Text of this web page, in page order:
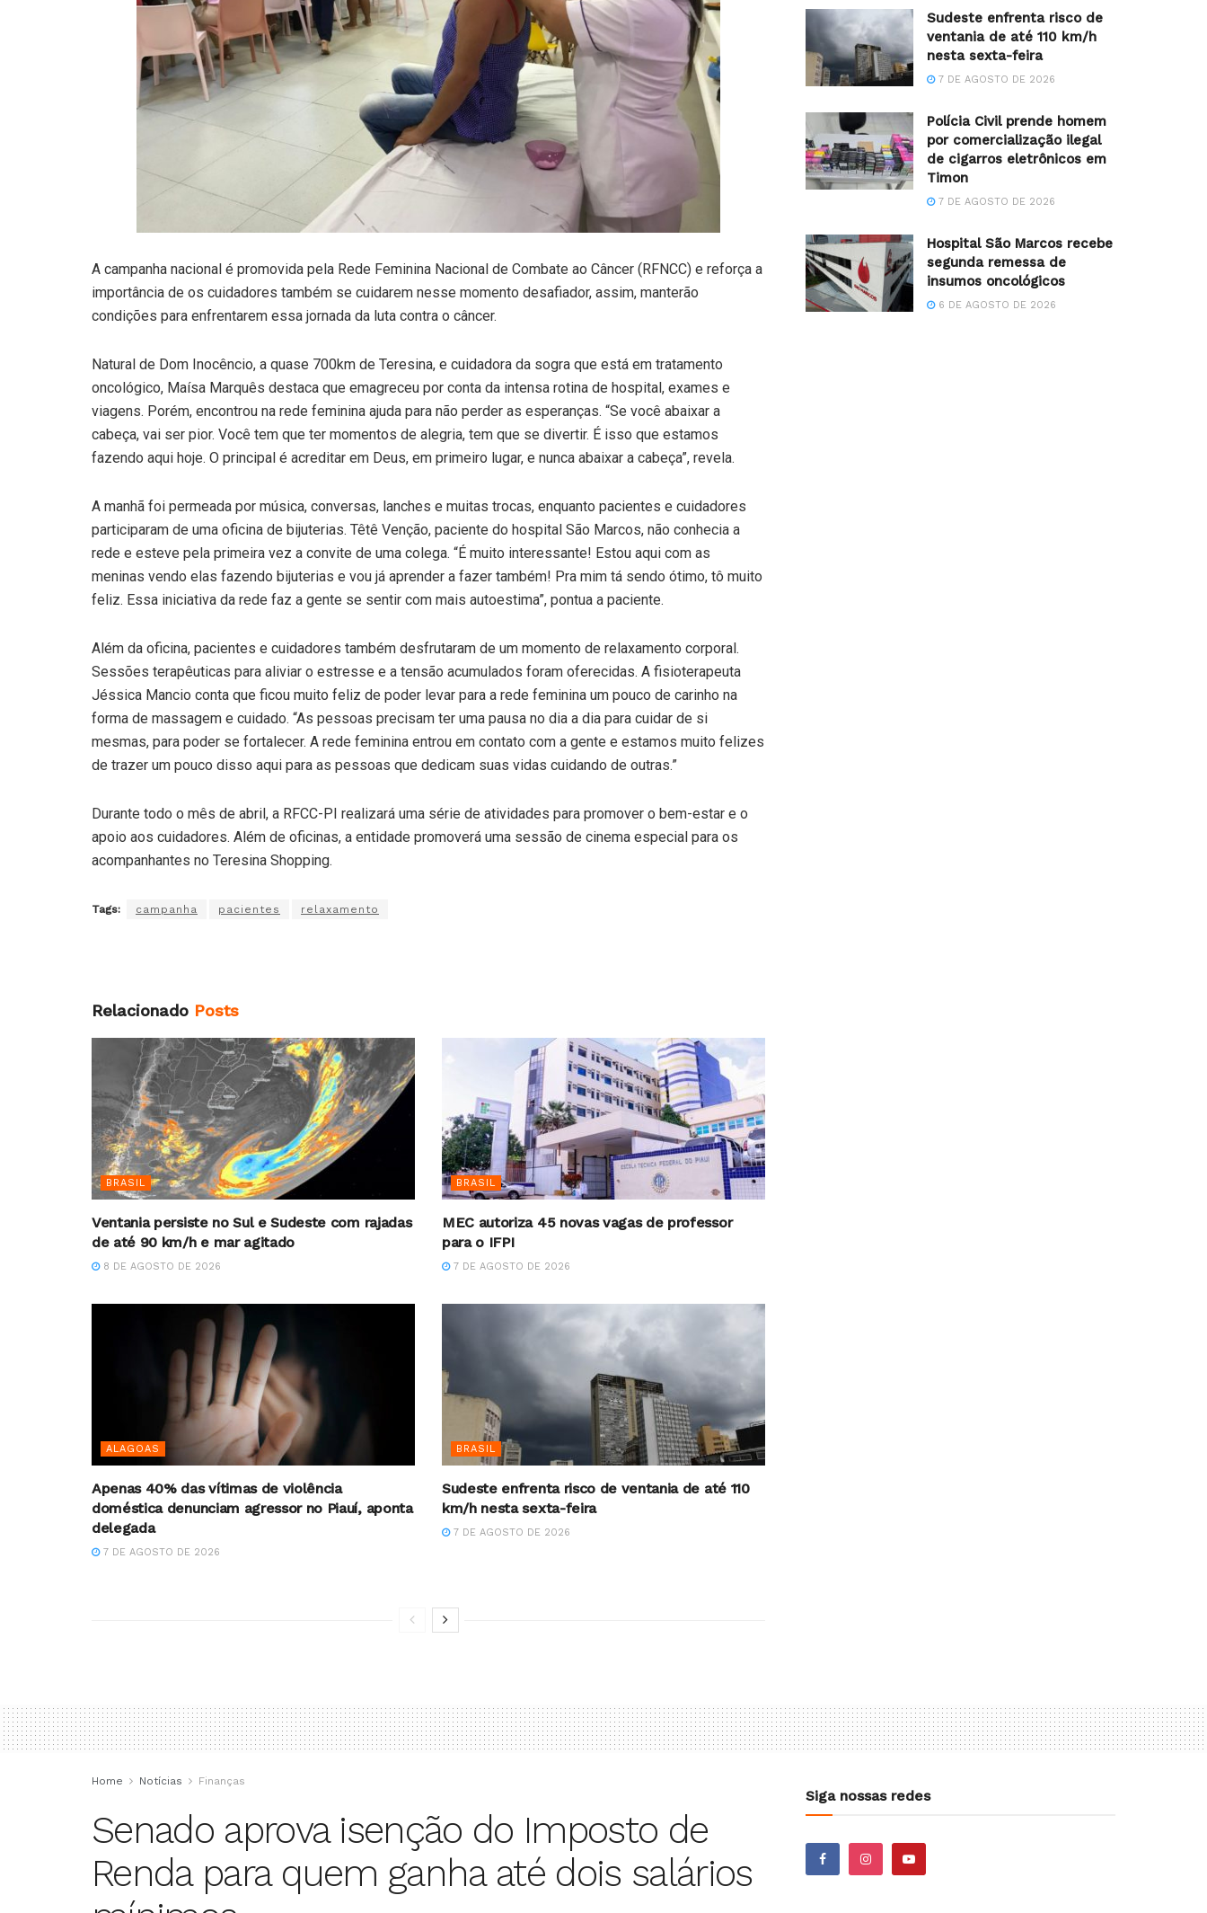
A campanha nacional é promovida pela Rede Feminina Nacional de Combate ao Câncer (RFNCC) e reforça a
importância de os cuidadores também se cuidarem nesse momento desafiador, assim, manterão
condições para enfrentarem essa jornada da luta contra o câncer.
Natural de Dom Inocêncio, a quase 700km de Teresina, e cuidadora da sogra que está em tratamento
oncológico, Maísa Marquês destaca que emagreceu por conta da intensa rotina de hospital, exames e
viagens. Porém, encontrou na rede feminina ajuda para não perder as esperanças. “Se você abaixar a
cabeça, vai ser pior. Você tem que ter momentos de alegria, tem que se divertir. É isso que estamos
fazendo aqui hoje. O principal é acreditar em Deus, em primeiro lugar, e nunca abaixar a cabeça”, revela.
A manhã foi permeada por música, conversas, lanches e muitas trocas, enquanto pacientes e cuidadores
participaram de uma oficina de bijuterias. Têtê Venção, paciente do hospital São Marcos, não conhecia a
rede e esteve pela primeira vez a convite de uma colega. “É muito interessante! Estou aqui com as
meninas vendo elas fazendo bijuterias e vou já aprender a fazer também! Pra mim tá sendo ótimo, tô muito
feliz. Essa iniciativa da rede faz a gente se sentir com mais autoestima”, pontua a paciente.
Além da oficina, pacientes e cuidadores também desfrutaram de um momento de relaxamento corporal.
Sessões terapêuticas para aliviar o estresse e a tensão acumulados foram oferecidas. A fisioterapeuta
Jéssica Mancio conta que ficou muito feliz de poder levar para a rede feminina um pouco de carinho na
forma de massagem e cuidado. “As pessoas precisam ter uma pausa no dia a dia para cuidar de si
mesmas, para poder se fortalecer. A rede feminina entrou em contato com a gente e estamos muito felizes
de trazer um pouco disso aqui para as pessoas que dedicam suas vidas cuidando de outras.”
Durante todo o mês de abril, a RFCC-PI realizará uma série de atividades para promover o bem-estar e o
apoio aos cuidadores. Além de oficinas, a entidade promoverá uma sessão de cinema especial para os
acompanhantes no Teresina Shopping.
Tags: campanha pacientes relaxamento
Relacionado Posts
BRASIL
Ventania persiste no Sul e Sudeste com rajadas
de até 90 km/h e mar agitado
8 DE AGOSTO DE 2026
BRASIL
MEC autoriza 45 novas vagas de professor
para o IFPI
7 DE AGOSTO DE 2026
ALAGOAS
Apenas 40% das vítimas de violência
doméstica denunciam agressor no Piauí, aponta
delegada
7 DE AGOSTO DE 2026
BRASIL
Sudeste enfrenta risco de ventania de até 110
km/h nesta sexta-feira
7 DE AGOSTO DE 2026
Sudeste enfrenta risco de
ventania de até 110 km/h
nesta sexta-feira
7 DE AGOSTO DE 2026
Polícia Civil prende homem
por comercialização ilegal
de cigarros eletrônicos em
Timon
7 DE AGOSTO DE 2026
Hospital São Marcos recebe
segunda remessa de
insumos oncológicos
6 DE AGOSTO DE 2026
Home Notícias Finanças
Senado aprova isenção do Imposto de
Renda para quem ganha até dois salários
Siga nossas redes